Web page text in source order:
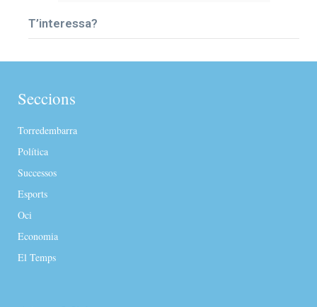
T’interessa?
Seccions
Torredembarra
Política
Successos
Esports
Oci
Economia
El Temps